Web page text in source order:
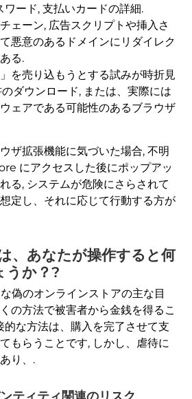
ワード, 支払いカードの詳細.
ェーン, 広告スクリプトや挿入さ
悪意のあるドメインにリダイレク
る.
を売り込もうとする試みが時折見
ダウンロード, または、実際には
ェアである可能性のあるブラウザ
ザ拡張機能に気づいた場合, 不明
にアクセスした後にポップアッ
る, システムが危険にさらされて
定し、それに応じて行動する方が
あなたが操作すると何
うか？?
偽のオンラインストアの主な目
の方法で被害者から金銭を得るこ
的な方法は、購入を完了させて支
もらうことです, しかし、虐待に
り、.